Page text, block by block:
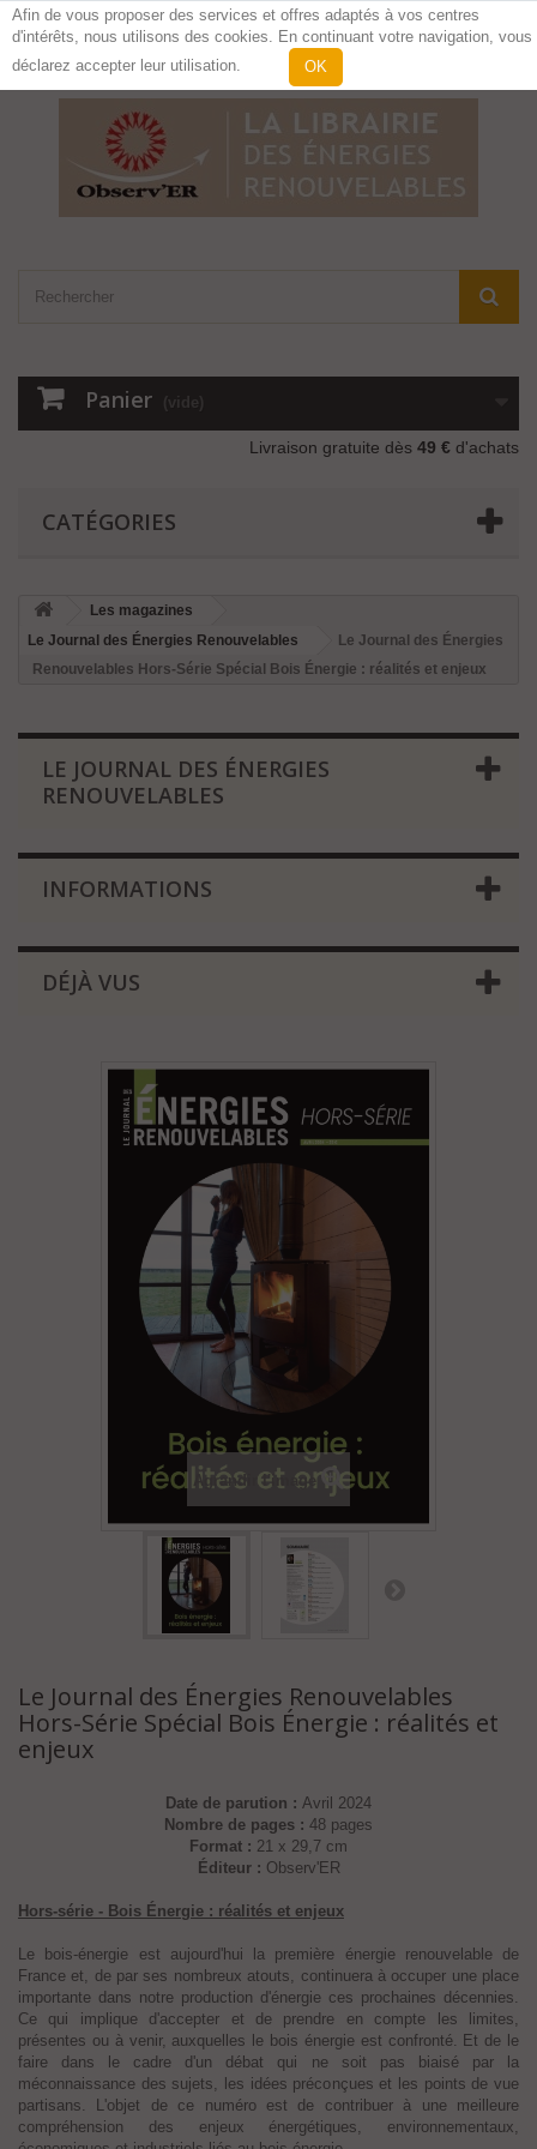
Contactez-nous
Panier (vide)
Livraison gratuite dès 49 € d'achats
CATÉGORIES
Les magazines
Le Journal des Énergies Renouvelables
Le Journal des Énergies
Renouvelables Hors-Série Spécial Bois Énergie : réalités et enjeux
LE JOURNAL DES ÉNERGIES
RENOUVELABLES
INFORMATIONS
DÉJÀ VUS
Agrandir l'image
Le Journal des Énergies Renouvelables
Hors-Série Spécial Bois Énergie : réalités et
enjeux
Date de parution : Avril 2024
Nombre de pages : 48 pages
Format : 21 x 29,7 cm
Éditeur : Observ'ER
Hors-série - Bois Énergie : réalités et enjeux
Le bois-énergie est aujourd'hui la première énergie renouvelable de
France et, de par ses nombreux atouts, continuera à occuper une place
importante dans notre production d'énergie ces prochaines décennies.
Ce qui implique d'accepter et de prendre en compte les limites,
présentes ou à venir, auxquelles le bois énergie est confronté. Et de le
faire dans le cadre d'un débat qui ne soit pas biaisé par la
méconnaissance des sujets, les idées préconçues et les points de vue
partisans. L'objet de ce numéro est de contribuer à une meilleure
compréhension des enjeux énergétiques, environnementaux,
Afin de vous proposer des services et offres adaptés à vos centres
d'intérêts, nous utilisons des cookies. En continuant votre navigation, vous
déclarez accepter leur utilisation.
OK